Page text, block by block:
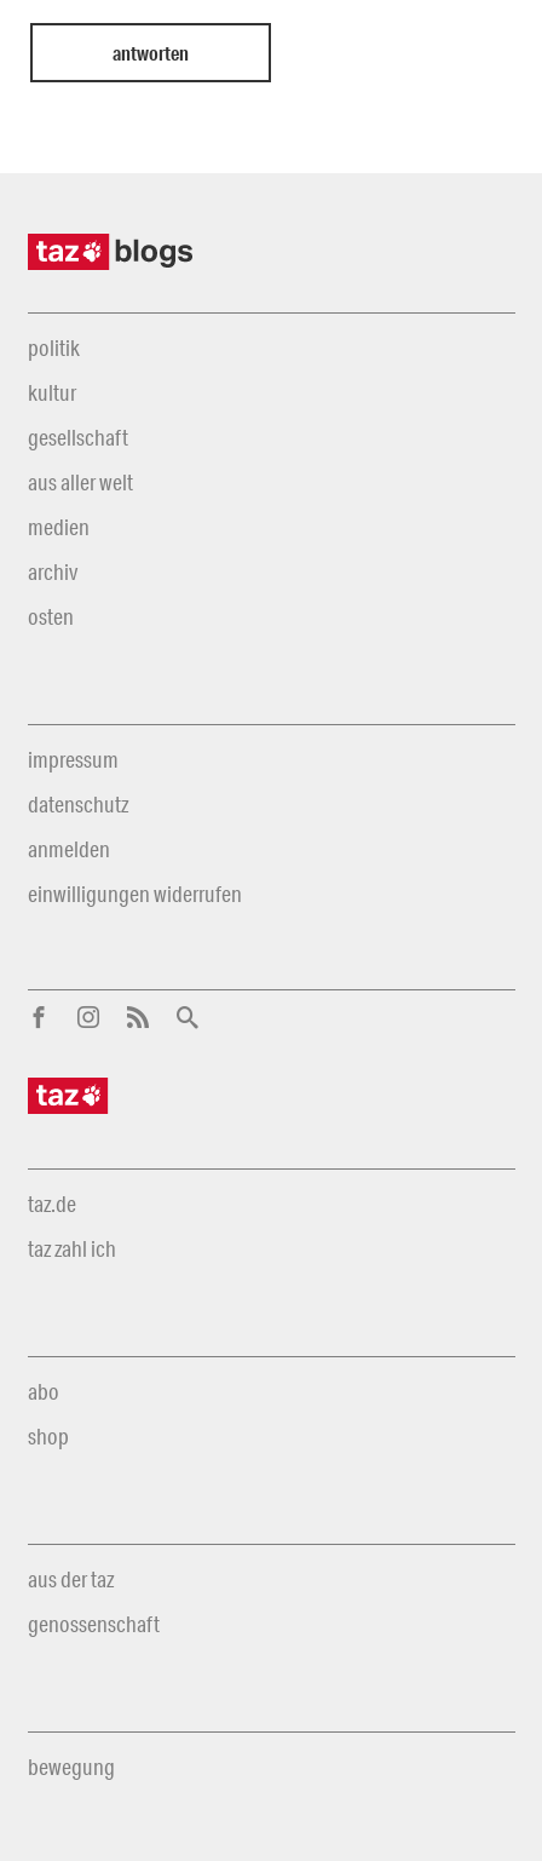
politik
kultur
gesellschaft
aus aller welt
medien
archiv
osten
impressum
datenschutz
anmelden
einwilligungen widerrufen
taz.de
taz zahl ich
abo
shop
aus der taz
genossenschaft
bewegung